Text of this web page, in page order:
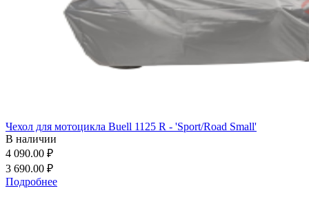
Чехол для мотоцикла Buell 1125 R - 'Sport/Road Small'
В наличии
4 090.00 ₽
3 690.00 ₽
Подробнее